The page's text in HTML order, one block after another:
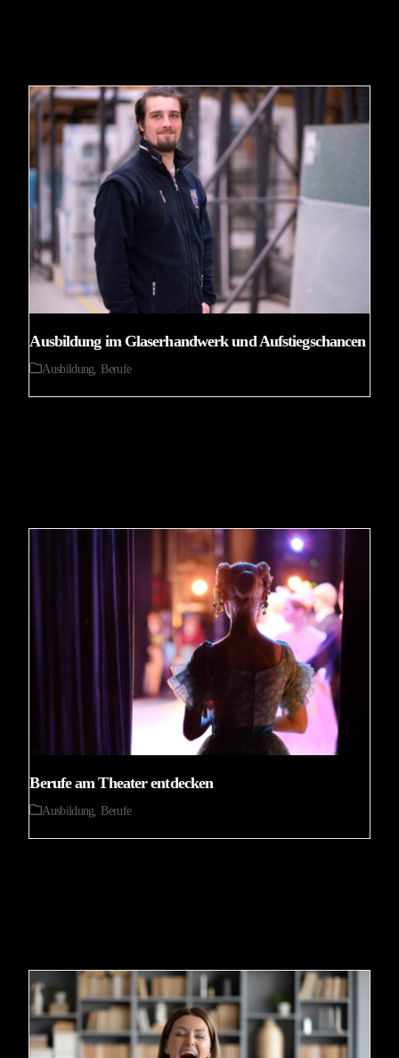
Ausbildung im Glaserhandwerk und Aufstiegschancen
Ausbildung Berufe
Berufe am Theater entdecken
Ausbildung Berufe